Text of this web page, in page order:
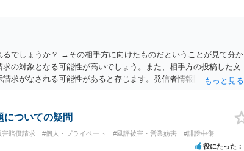
でしょうか？ →その相手方に向けたものだということが見て分か
の対象となる可能性が高いでしょう。また、相手方の投稿した文
求がなされる可能性があると存じます。発信者情報開示請求が進
れます。 また、された場合賠償金はいくらでしょうか。 →ケー
万単位まで様々でしょう。裁判外であれば交渉して相手方の請求
ついての疑問
害賠償請求 #個人・プライベート #風評被害・営業妨害 #誹謗中傷
役にたった